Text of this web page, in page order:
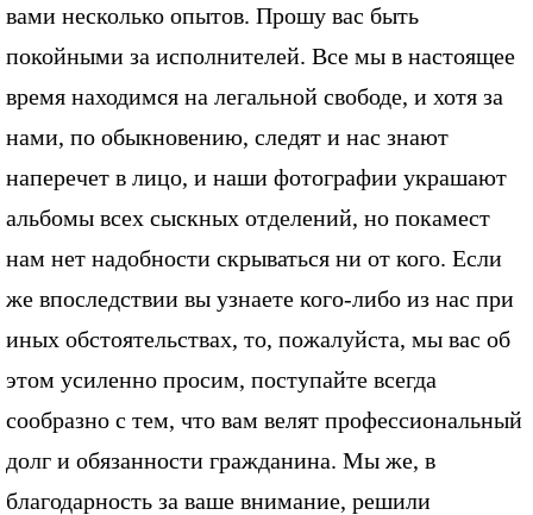
вами несколько опытов. Прошу вас быть
покойными за исполнителей. Все мы в настоящее
время находимся на легальной свободе, и хотя за
нами, по обыкновению, следят и нас знают
наперечет в лицо, и наши фотографии украшают
альбомы всех сыскных отделений, но покамест
нам нет надобности скрываться ни от кого. Если
же впоследствии вы узнаете кого-либо из нас при
иных обстоятельствах, то, пожалуйста, мы вас об
этом усиленно просим, поступайте всегда
сообразно с тем, что вам велят профессиональный
долг и обязанности гражданина. Мы же, в
благодарность за ваше внимание, решили